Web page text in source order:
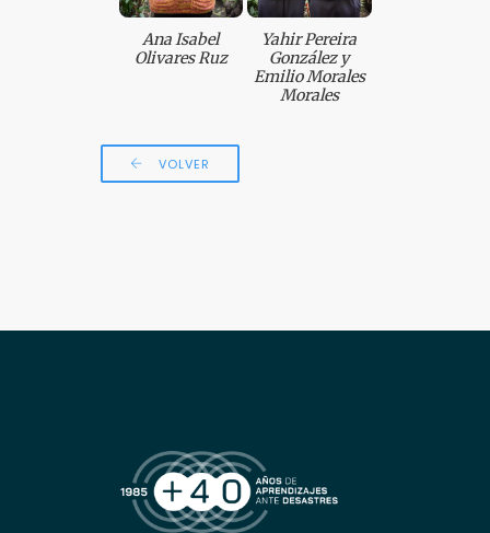
Ana Isabel
Olivares Ruz
Yahir Pereira
González y
Emilio Morales
Morales
VOLVER